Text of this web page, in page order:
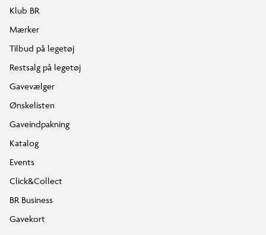
Klub BR
Mærker
Tilbud på legetøj
Restsalg på legetøj
Gavevælger
Ønskelisten
Gaveindpakning
Katalog
Events
Click&Collect
BR Business
Gavekort